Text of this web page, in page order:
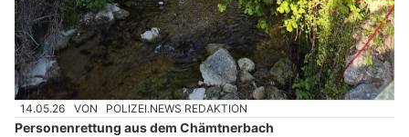
14.05.26 VON POLIZEI.NEWS REDAKTION
Personenrettung aus dem Chämtnerbach